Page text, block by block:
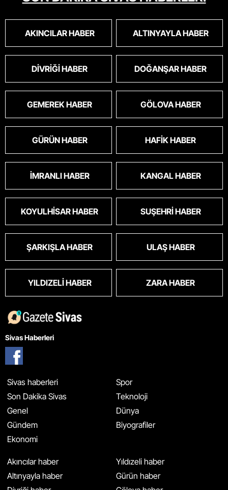
AKINCILAR HABER ALTINYAYLA HABER
DIVRIĞI HABER DOĞANŞAR HABER
GEMEREK HABER GÖLOVA HABER
GÜRÜN HABER HAFIK HABER
İMRANLI HABER KANGAL HABER
KOYULHISAR HABER SUŞEHRI HABER
ŞARKIŞLA HABER ULAŞ HABER
YILDIZELI HABER ZARA HABER
Sivas Haberleri
Sivas haberleri
Son Dakika Sivas
Genel
Gündem
Ekonomi
Spor
Teknoloji
Dünya
Biyografiler
Akıncılar haber
Altınyayla haber
Yıldızeli haber
Gürün haber